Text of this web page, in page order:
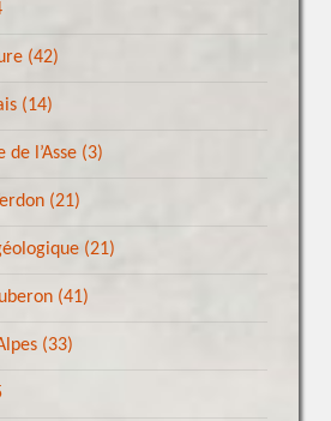
(42)
(14)
de l’Asse (3)
(21)
(21)
(41)
(33)